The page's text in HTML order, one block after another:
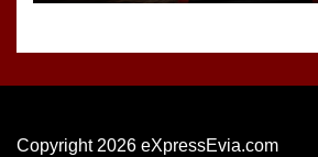
Copyright 2026 eXpressEvia.com